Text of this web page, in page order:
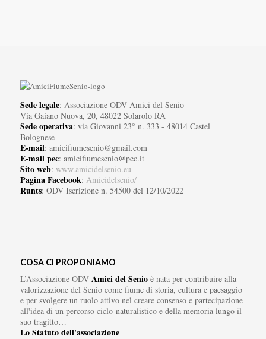
Sede legale: Associazione ODV Amici del Senio
Via Gaiano Nuova, 20, 48022 Solarolo RA
Sede operativa: via Giovanni 23° n. 333 - 48014 Castel
Bolognese
E-mail: amicifiumesenio@gmail.com
E-mail pec: amicifiumesenio@pec.it
Sito web: www.amicidelsenio.eu
Pagina Facebook: Amicidelsenio/
Runts: ODV Iscrizione n. 54500 del 12/10/2022
COSA CI PROPONIAMO
L’Associazione ODV Amici del Senioè nata per contribuire alla
valorizzazione del Senio come fiume di storia, cultura e paesaggio
e per svolgere un ruolo attivo nel creare consenso e partecipazione
all'idea di un percorso ciclo-naturalistico e della memoria lungo il
suo tragitto…
Lo Statuto dell'associazione